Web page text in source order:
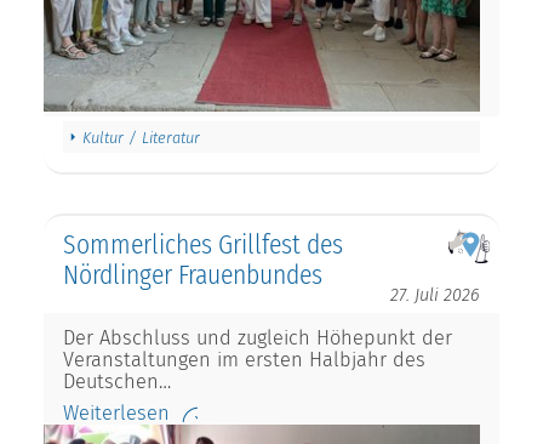
Kultur / Literatur
Sommerliches Grillfest des
Nördlinger Frauenbundes
27. Juli 2026
Der Abschluss und zugleich Höhepunkt der
Veranstaltungen im ersten Halbjahr des
Deutschen…
Weiterlesen